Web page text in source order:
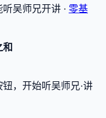
吴师兄开讲 · 零基
和
，开始听吴师兄·讲